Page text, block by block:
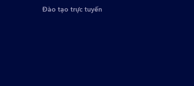
Đào tạo trực tuyến